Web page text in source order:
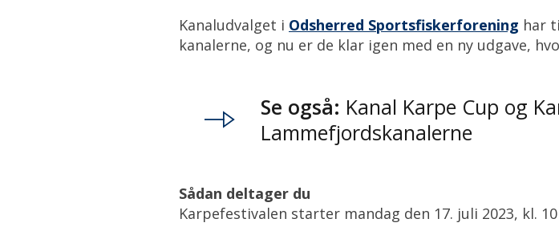
Kanaludvalget i Odsherred Sportsfiskerforening har
kanalerne, og nu er de klar igen med en ny udgave,
Se også: Kanal Karpe Cup og
Lammefjordskanalerne
Sådan deltager du
Karpefestivalen starter mandag den 17. juli 2023, kl.